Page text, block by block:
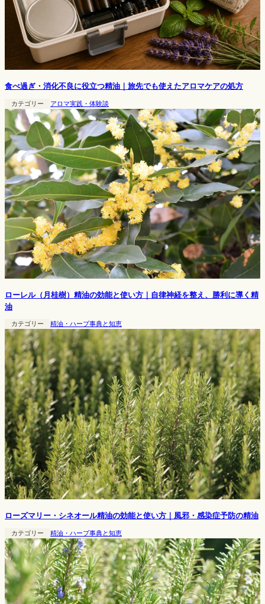
食べ過ぎ・消化不良に役立つ精油｜旅先でも使えたアロマケアの処方
カテゴリー アロマ実践・体験談
ローレル（月桂樹）精油の効能と使い方｜自律神経を整え、勝利に導く精
油
カテゴリー 精油・ハーブ事典と知恵
ローズマリー・シネオール精油の効能と使い方｜風邪・感染症予防の精油
カテゴリー 精油・ハーブ事典と知恵